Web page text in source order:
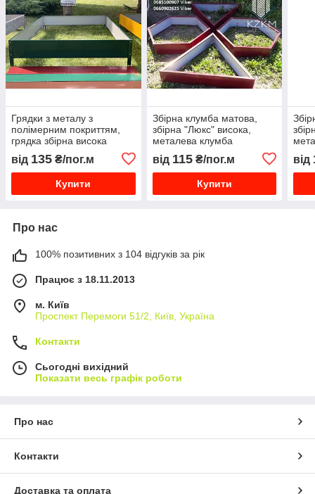
Грядки з металу з
полімерним покриттям,
грядка збірна висока
металева, огорожа грядки
від 135 ₴/пог.м
Купити
Збірна клумба матова,
збірна "Люкс" висока,
металева клумба
від 115₴/пог.м
Купити
від
Про нас
100% позитивних з 104 відгуків за рік
Працює з 18.11.2013
м. Київ
Проспект Перемоги 51/2, Київ, Україна
Контакти
Сьогодні вихідний
Показати весь графік роботи
Про нас
Контакти
Доставка та оплата